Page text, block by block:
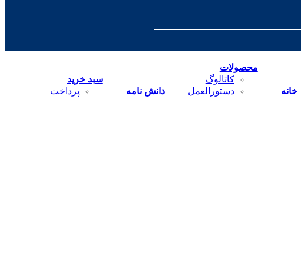
خانه
محصولات
کاتالوگ
دستورالعمل
دانش نامه
سبد خرید
پرداخت